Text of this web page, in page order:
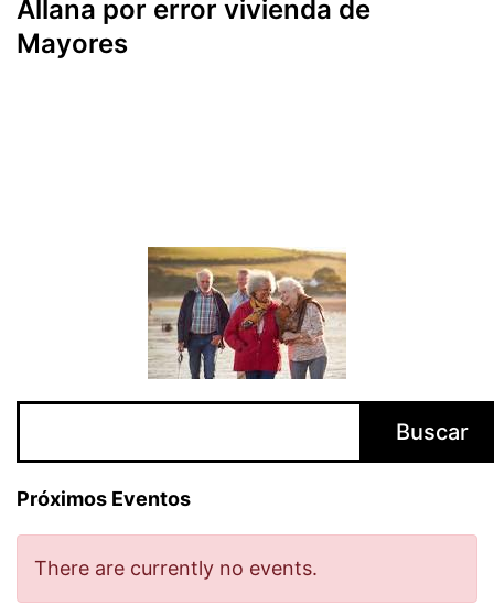
Allana por error vivienda de
Mayores
Buscar
Próximos Eventos
There are currently no events.